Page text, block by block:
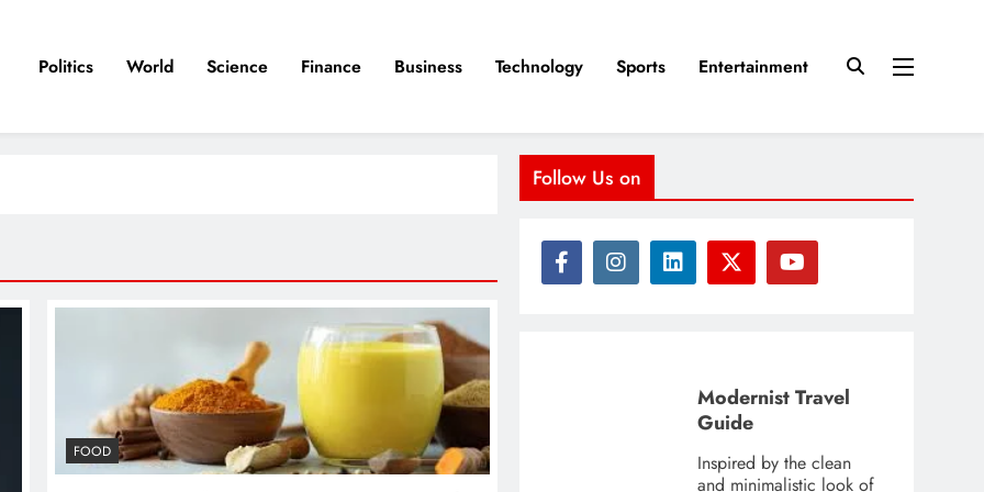
Politics World Science Finance Business Technology Sports Entertainment
FOOD
Follow Us on
Modernist Travel
Guide
Inspired by the clean
and minimalistic look of